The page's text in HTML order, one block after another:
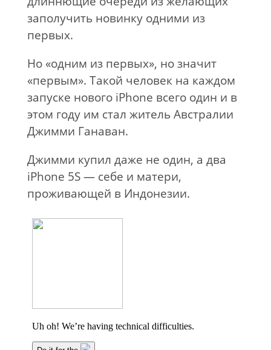
заполучить новинку одними из
первых.
Но «одним из первых», но значит
«первым». Такой человек на каждом
запуске нового iPhone всего один и в
этом году им стал житель Австралии
Джимми Ганаван.
Джимми купил даже не один, а два
iPhone 5S — себе и матери,
проживающей в Индонезии.